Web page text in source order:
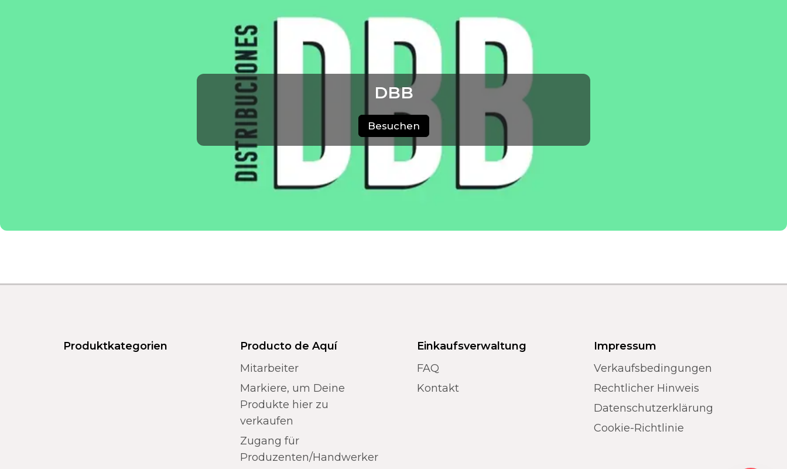
DBB
Besuchen
Produktkategorien
Producto de Aquí
Mitarbeiter
Markiere, um Deine
Produkte hier zu
verkaufen
Zugang für
Produzenten/Handwerker
Einkaufsverwaltung
FAQ
Kontakt
Impressum
Verkaufsbedingungen
Rechtlicher Hinweis
Datenschutzerklärung
Cookie-Richtlinie